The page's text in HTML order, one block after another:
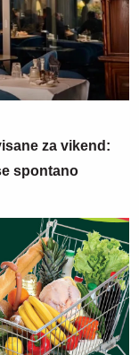
za vikend:
spontano